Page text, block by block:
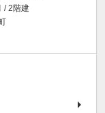
/ 2階建